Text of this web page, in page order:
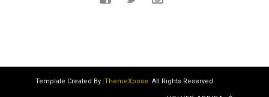
Template Created By :ThemeXpose. All Rights Reserved.